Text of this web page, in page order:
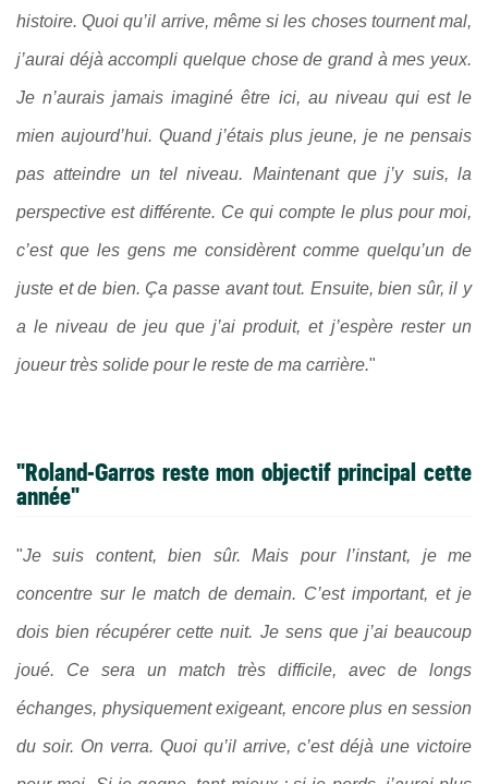
histoire. Quoi qu’il arrive, même si les choses tournent mal,
j’aurai déjà accompli quelque chose de grand à mes yeux.
Je n’aurais jamais imaginé être ici, au niveau qui est le
mien aujourd’hui. Quand j’étais plus jeune, je ne pensais
pas atteindre un tel niveau. Maintenant que j’y suis, la
perspective est différente. Ce qui compte le plus pour moi,
c’est que les gens me considèrent comme quelqu’un de
juste et de bien. Ça passe avant tout. Ensuite, bien sûr, il y
a le niveau de jeu que j’ai produit, et j’espère rester un
joueur très solide pour le reste de ma carrière."
"Roland-Garros reste mon objectif principal cette
année"
"Je suis content, bien sûr. Mais pour l’instant, je me
concentre sur le match de demain. C’est important, et je
dois bien récupérer cette nuit. Je sens que j’ai beaucoup
joué. Ce sera un match très difficile, avec de longs
échanges, physiquement exigeant, encore plus en session
du soir. On verra. Quoi qu’il arrive, c’est déjà une victoire